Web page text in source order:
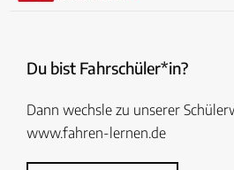
Du bist Fahrschüler*in?
Dann wechsle zu unserer
www.fahren-lernen.de